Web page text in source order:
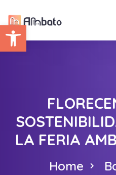
Abrir barra de
LA FERIA
Home